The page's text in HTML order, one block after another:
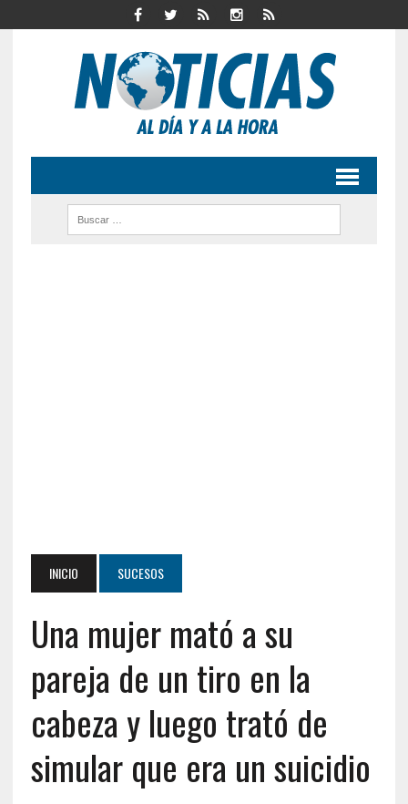
INICIO SUCESOS
Una mujer mató a su
pareja de un tiro en la
cabeza y luego trató de
simular que era un suicidio